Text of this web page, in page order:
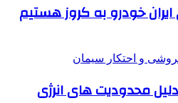
خودرو به کروز هستیم
محدودیت های انرژی